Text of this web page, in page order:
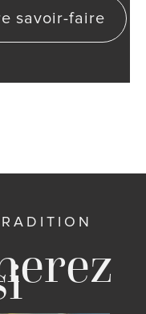
savoir-faire